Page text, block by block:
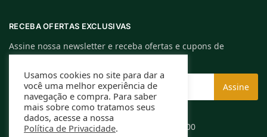
RECEBA OFERTAS EXCLUSIVAS
Assine nossa newsletter e receba ofertas e cupons de
descontos exclusivos.
Rafael Caldeira ME | CNPJ: 13.994.584/0001-00
Usamos cookies no site para dar a
você uma melhor experiência de
navegação e compra. Para saber
mais sobre como tratamos seus
dados, acesse a nossa
Política de Privacidade.